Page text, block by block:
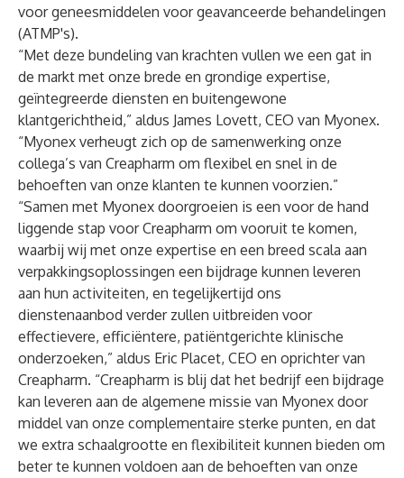
voor geneesmiddelen voor geavanceerde behandelingen
(ATMP's).
“Met deze bundeling van krachten vullen we een gat in
de markt met onze brede en grondige expertise,
geïntegreerde diensten en buitengewone
klantgerichtheid,” aldus James Lovett, CEO van Myonex.
“Myonex verheugt zich op de samenwerking onze
collega’s van Creapharm om flexibel en snel in de
behoeften van onze klanten te kunnen voorzien.”
“Samen met Myonex doorgroeien is een voor de hand
liggende stap voor Creapharm om vooruit te komen,
waarbij wij met onze expertise en een breed scala aan
verpakkingsoplossingen een bijdrage kunnen leveren
aan hun activiteiten, en tegelijkertijd ons
dienstenaanbod verder zullen uitbreiden voor
effectievere, efficiëntere, patiëntgerichte klinische
onderzoeken,” aldus Eric Placet, CEO en oprichter van
Creapharm. “Creapharm is blij dat het bedrijf een bijdrage
kan leveren aan de algemene missie van Myonex door
middel van onze complementaire sterke punten, en dat
we extra schaalgrootte en flexibiliteit kunnen bieden om
beter te kunnen voldoen aan de behoeften van onze